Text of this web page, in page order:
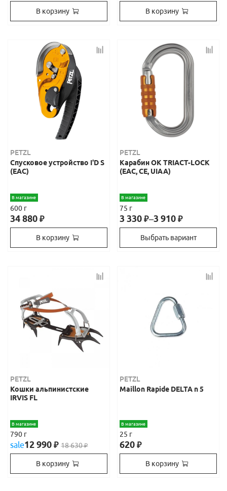
В корзину В корзину
PETZL
Спусковое устройство I'D S
(ЕАС)
В магазине
600 г
34 880₽
В корзину
PETZL
Карабин OK TRIACT-LOCK
(ЕАС, СЕ, UIAA)
В магазине
75 г
3 330₽–3 910₽
Выбрать вариант
PETZL
Кошки альпинистские
IRVIS FL
В магазине
790 г
sale12 990₽ 18 630₽
В корзину
PETZL
Maillon Rapide DELTA n 5
В магазине
25 г
620₽
В корзину